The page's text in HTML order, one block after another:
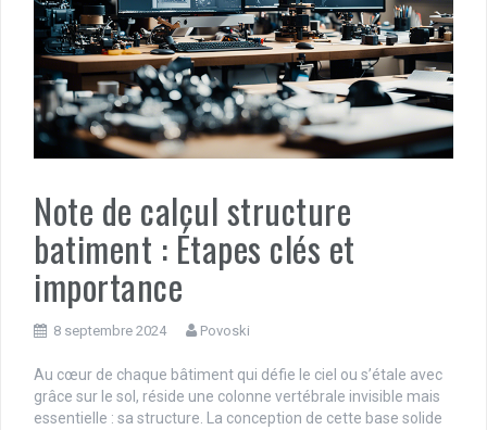
Note de calcul structure
batiment : Étapes clés et
importance
8 septembre 2024 Povoski
Au cœur de chaque bâtiment qui défie le ciel ou s’étale avec
grâce sur le sol, réside une colonne vertébrale invisible mais
essentielle : sa structure. La conception de cette base solide